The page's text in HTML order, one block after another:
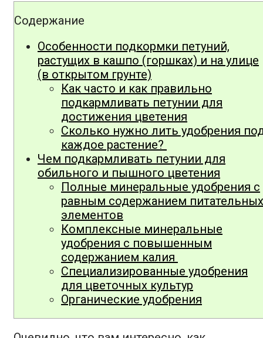
Содержание
Особенности подкормки петуний,
растущих в кашпо (горшках) и на улице
(в открытом грунте)
Как часто и как правильно
подкармливать петунии для
достижения цветения
Сколько нужно лить удобрения
каждое растение?
Чем подкармливать петунии для
обильного и пышного цветения
Полные минеральные удобрения с
равным содержанием питательных
элементов
Комплексные минеральные
удобрения с повышенным
содержанием калия
Специализированные удобрения
для цветочных культур
Органические удобрения